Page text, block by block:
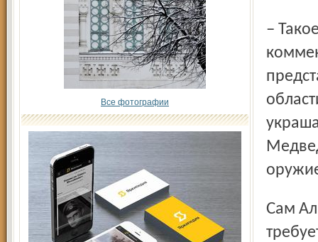
Все фотографии
– Такое оружие достойно быть в любом музее, –
Сам Алихан объяснил, что на изготовление такого оружия